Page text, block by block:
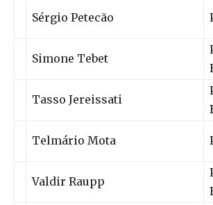
Sérgio Petecão
Simone Tebet
Tasso Jereissati
Telmário Mota
Valdir Raupp